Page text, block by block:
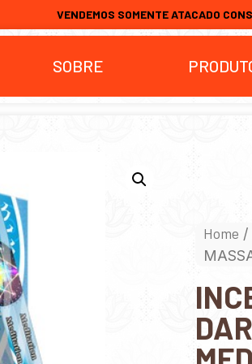
VENDEMOS SOMENTE ATACADO
SOBRE
Home /